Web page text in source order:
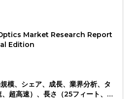
Market Research Report
Edition
模、シェア、成長、業界分析、タ
超高速）、長さ（25フィート、